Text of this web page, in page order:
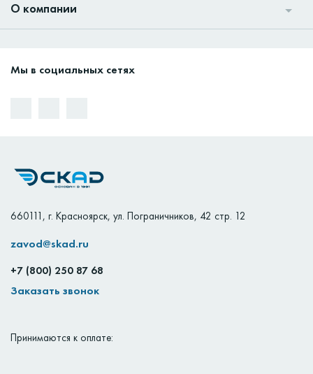
660111 , г. Красноярск, ул. Пограничников, 42 стр. 12
zavod@skad.ru
+7 (800) 250 87 68
Заказать звонок
О компании
Мы в социальных сетях
Принимаются к оплате: